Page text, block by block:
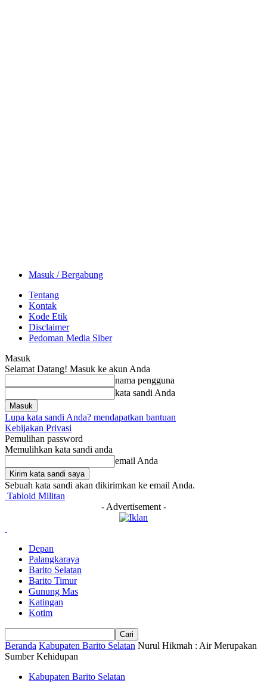
Masuk / Bergabung
Tentang
Kontak
Kode Etik
Disclaimer
Pedoman Media Siber
Masuk
Selamat Datang! Masuk ke akun Anda
nama pengguna
kata sandi Anda
Lupa kata sandi Anda? mendapatkan bantuan
Kebijakan Privasi
Pemulihan password
Memulihkan kata sandi anda
email Anda
Sebuah kata sandi akan dikirimkan ke email Anda.
Tabloid Militan
- Advertisement -
Depan
Palangkaraya
Barito Selatan
Barito Timur
Gunung Mas
Katingan
Kotim
Beranda Kabupaten Barito Selatan Nurul Hikmah : Air Merupakan
Sumber Kehidupan
Kabupaten Barito Selatan